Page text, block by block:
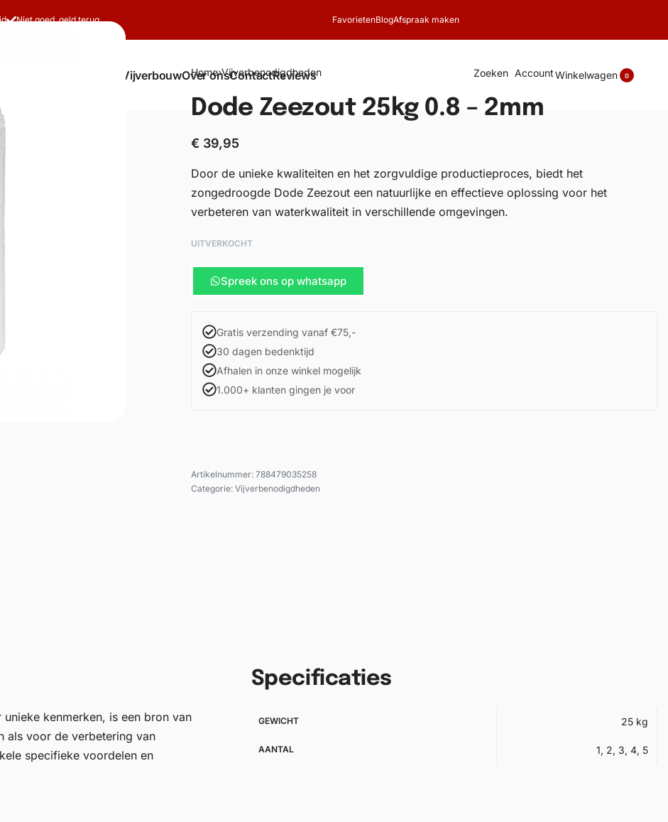
Niet goed, geld terug FavorietenBlogAfspraak maken
VijverbouwOver onsContactReviews Zoeken AccountWinkelwagen 0
Home›Vijverbenodigdheden
Dode Zeezout 25kg 0.8 – 2mm
€ 39,95
Door de unieke kwaliteiten en het zorgvuldige productieproces, biedt het
zongedroogde Dode Zeezout een natuurlijke en effectieve oplossing voor het
verbeteren van waterkwaliteit in verschillende omgevingen.
UITVERKOCHT
Spreek ons op whatsapp
Gratis verzending vanaf €75,-
30 dagen bedenktijd
Afhalen in onze winkel mogelijk
1.000+ klanten gingen je voor
788479035258
Categorie: Vijverbenodigdheden
kenmerken, is een bron van
als voor de verbetering van
specifieke voordelen en
Specificaties
GEWICHT 25 kg
AANTAL 1, 2, 3, 4, 5